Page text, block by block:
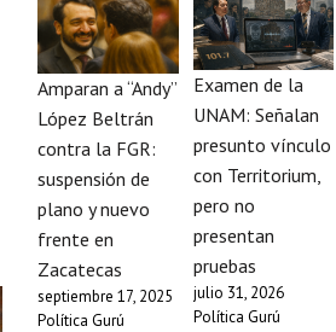
Amparan a “Andy”
López Beltrán
contra la FGR:
suspensión de
plano y nuevo
frente en
Zacatecas
septiembre 17, 2025
Política Gurú
Examen de la
UNAM: Señalan
presunto vínculo
con Territorium,
pero no
presentan
pruebas
julio 31, 2026
Política Gurú